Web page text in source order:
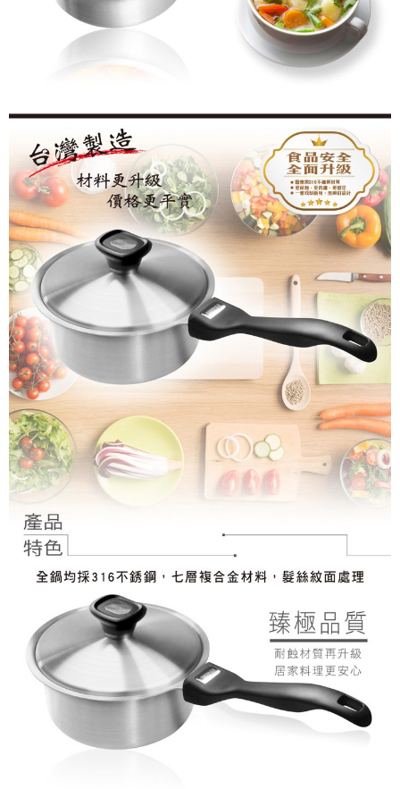
４．使用「AFTEE先享後付」時，將依據個別帳號之用戶狀況，依本公司即
時審查核予不同之上限額度；若仍有額度不足之情形，本公司將視審查結果
５．嚴禁一人註冊多個帳號或使用他人資訊註冊。若發現惡意使用之情形，